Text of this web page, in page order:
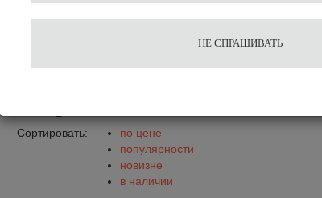
Сортировать:
по цене
популярности
новизне
в наличии
НЕ СПРАШИВАТЬ